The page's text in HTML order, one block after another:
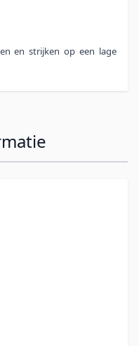
en strijken op een lage